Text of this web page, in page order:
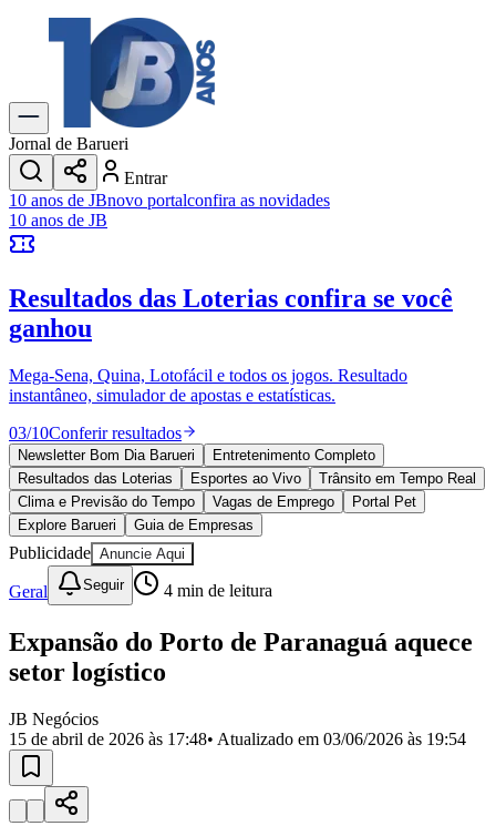
Explore Tudo
Últimas Notícias
Previsão do Tempo
Trânsito e Rotas
Dia a Dia & Lazer
Transportes
Gastronomia
Cinema & Shows
JogosNovo
Anuncie no Portal
Cadastrar Empresa
Divulgar Vagas
Política
Esportes
Saúde
Segurança
Cultura
Meio Ambiente
Obras
Educação
Bairros de Barueri
Selecione sua região Para notícias da sua região
JubranBelval
VistaCalifórniaCarapicuíbaCentroChácaras MarcoCidades da
Região
Militar
Califórnia Jardim dos Altos
Esperança Jardim Graziela
Jornal de Barueri
Entrar
10 anos de JBnovo portalconfira as novidades
10 anos de JB
Resultados das Loterias confira se você
ganhou
Mega-Sena, Quina, Lotofácil e todos os jogos. Resultado
instantâneo, simulador de apostas e estatísticas.
03/10Conferir resultados
Newsletter Bom Dia Barueri
Entretenimento Completo
Resultados das Loterias
Esportes ao Vivo
Trânsito em Tempo Real
Clima e Previsão do Tempo
Vagas de Emprego
Portal Pet
Explore Barueri
Guia de Empresas
Publicidade Anuncie Aqui
Geral Seguir 4 min de leitura
Expansão do Porto de Paranaguá aquece
setor logístico
JB Negócios
15 de abril de 2026 às 17:48• Atualizado em 03/06/2026 às 19:54